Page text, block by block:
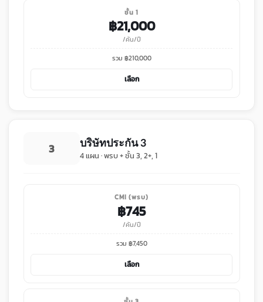
ชั้น 1
฿21,000
/คัน/ปี
รวม ฿210,000
เลือก
3 บริษัทประกัน 3
4 แผน · พรบ + ชั้น 3, 2+, 1
CMI (พรบ)
฿745
/คัน/ปี
รวม ฿7,450
เลือก